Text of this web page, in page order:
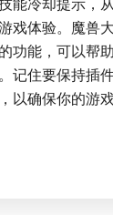
能冷却提示，
戏体验。魔兽
功能，可以帮
记住要保持插
以确保你的游